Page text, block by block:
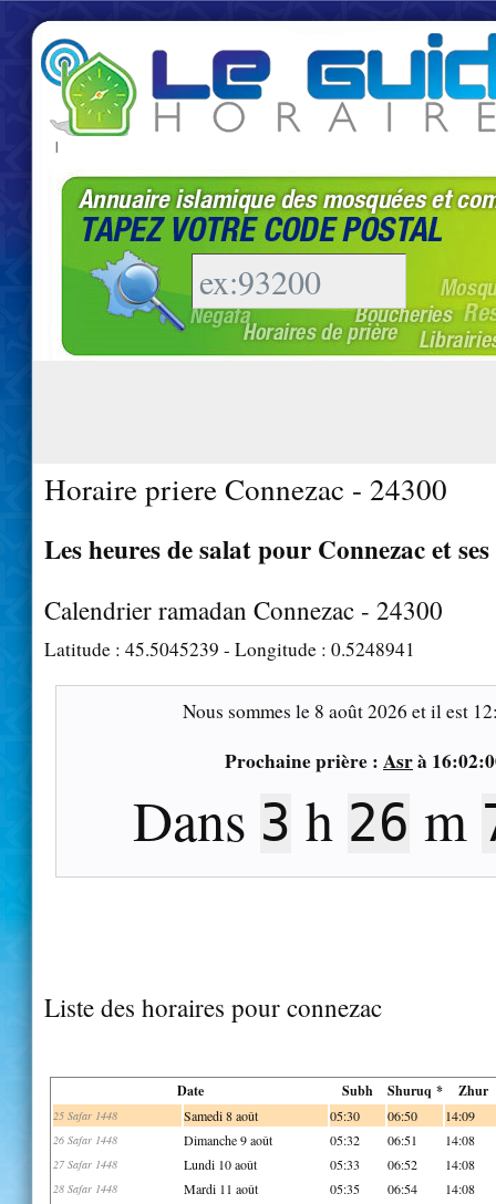
|
Horaire priere Connezac - 24300
Les heures de salat pour Connezac et
Calendrier ramadan Connezac - 24300
Latitude : 45.5045239 - Longitude : 0.5248941
Nous sommes le 8 août 2026 et il est
Prochaine prière : Asrà
Dans 3 h 26 m
Liste des horaires pour connezac
Date Subh Shuruq * Zhur
25 Safar 1448 Samedi 8 août 05:30 06:50 14:09
26 Safar 1448 Dimanche 9 août 05:32 06:51 14:08
27 Safar 1448 Lundi 10 août 05:33 06:52 14:08
28 Safar 1448 Mardi 11 août 05:35 06:54 14:08